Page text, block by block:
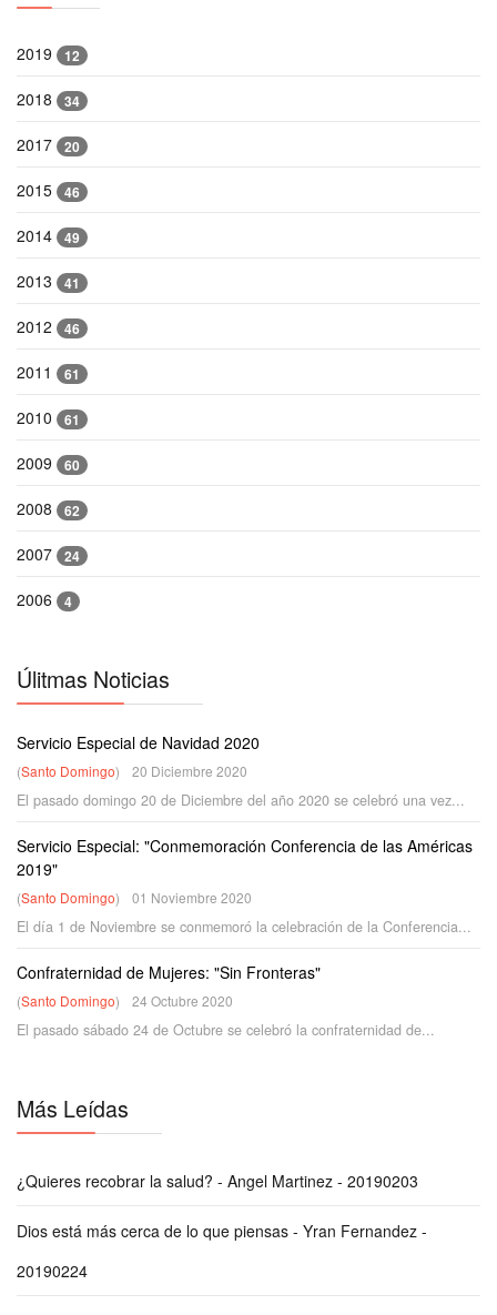
2019 12
2018 34
2017 20
2015 46
2014 49
2013 41
2012 46
2011 61
2010 61
2009 60
2008 62
2007 24
2006 4
Úlitmas Noticias
Servicio Especial de Navidad 2020
(Santo Domingo) 20 Diciembre 2020
El pasado domingo 20 de Diciembre del año 2020 se celebró una vez...
Servicio Especial: "Conmemoración Conferencia de las Américas
2019"
(Santo Domingo) 01 Noviembre 2020
El día 1 de Noviembre se conmemoró la celebración de la Conferencia...
Confraternidad de Mujeres: "Sin Fronteras"
(Santo Domingo) 24 Octubre 2020
El pasado sábado 24 de Octubre se celebró la confraternidad de...
Más Leídas
¿Quieres recobrar la salud? - Angel Martinez - 20190203
Dios está más cerca de lo que piensas - Yran Fernandez -
20190224